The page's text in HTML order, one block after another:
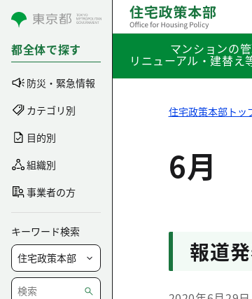
コンテンツにスキップ
都全体で探す
防災・緊急情報
カテゴリ別
目的別
組織別
事業者の方
キーワード検索
マンションの管
リニューアル・建替え
住宅政策本部トッ
6月
報道